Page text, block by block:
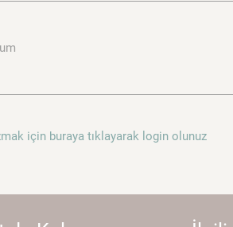
için buraya tıklayarak login olunuz